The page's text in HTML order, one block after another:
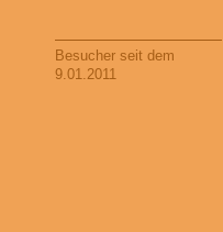
Besucher seit dem
9.01.2011